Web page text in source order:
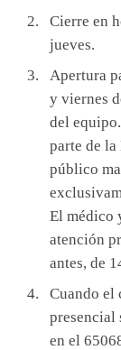
Cierre en
jueves.
Apertura
y viernes
del
parte de la
público
El médico
atención
antes, de
Cuando el
presencial
en el